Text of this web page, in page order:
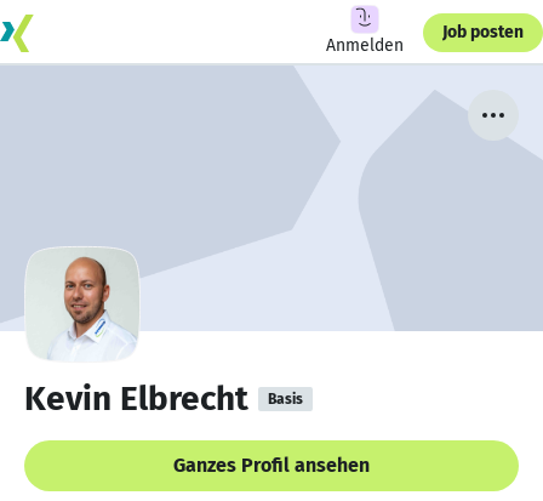
Anmelden
Job posten
Kevin Elbrecht Basis
Ganzes Profil ansehen